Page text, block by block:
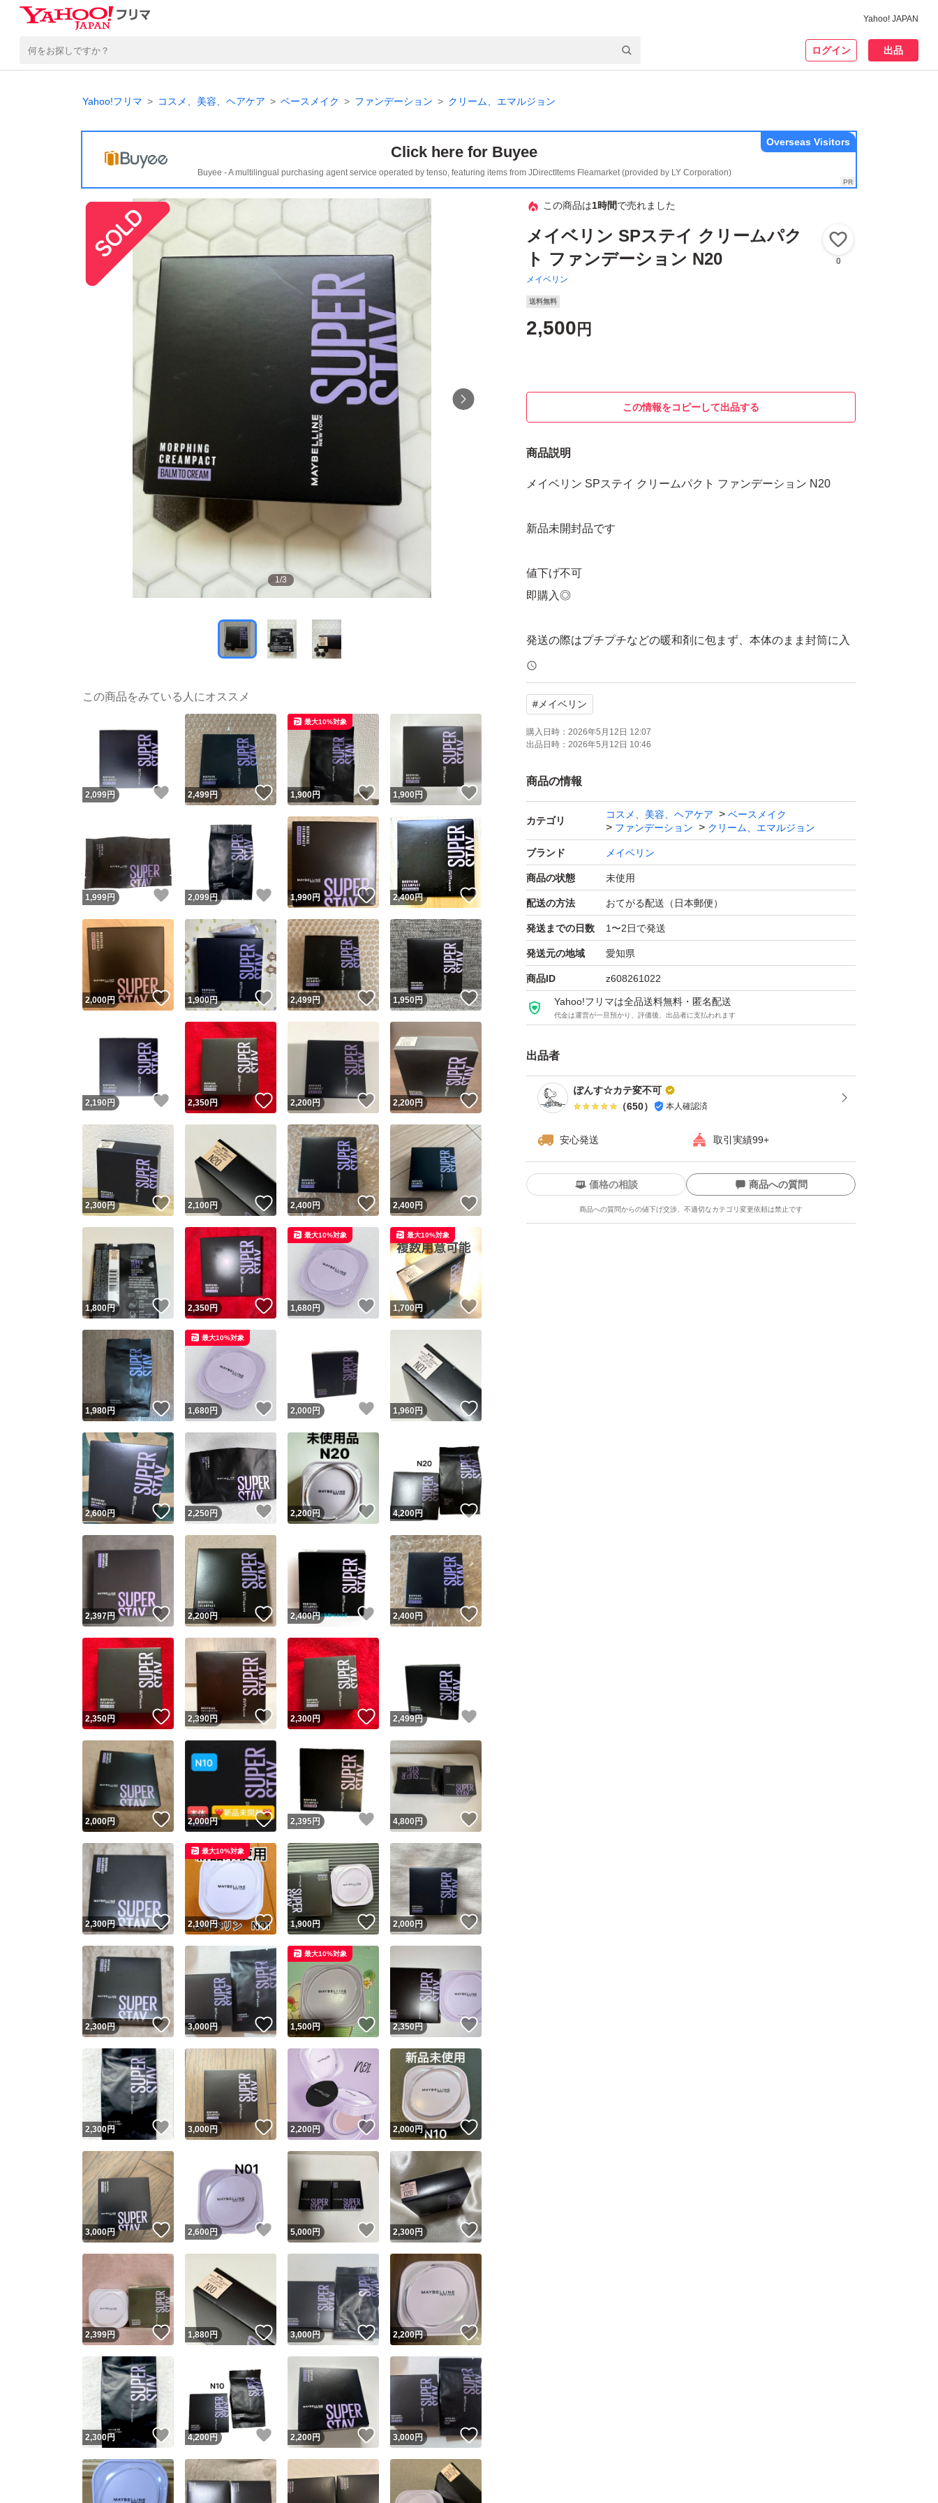
Yahoo! JAPAN
ログイン 出品
Yahoo!フリマ コスメ、美容、ヘアケア ベースメイク ファンデーション クリーム、エマルジョン
Click here for Buyee
Buyee - A multilingual purchasing agent service operated by tenso, featuring items from JDirectItems Fleamarket (provided by LY Corporation)
Overseas Visitors
1/3
この商品は1時間で売れました
メイベリン SPステイ クリームパク
ト ファンデーション N20
メイベリン
0
送料無料
2,500 円
この情報をコピーして出品する
商品説明
メイベリン SPステイ クリームパクト ファンデーション N20
新品未開封品です
値下げ不可
即購入◎
発送の際はプチプチなどの暖和剤に包まず、本体のまま封筒に入
れて発送します。ご理解のある方のみご購入よろしくお願いいた
します。
# メイベリン
購入日時： 2026年5月12日 12:07
出品日時： 2026年5月12日 10:46
商品の情報
カテゴリ
コスメ、美容、ヘアケア
ベースメイク
ファンデーション
クリーム、エマルジョン
ブランド メイベリン
商品の状態 未使用
配送の方法 おてがる配送（日本郵便）
発送までの日数 1〜2日で発送
発送元の地域 愛知県
商品ID z608261022
Yahoo!フリマは全品送料無料・匿名配送
代金は運営が一旦預かり、評価後、出品者に支払われます
出品者
ぽんす☆カテ変不可
（650） 本人確認済
安心発送 取引実績99+
ユーザーの実績について
Yahoo!フリマが定めた一定の基準を満たしたユーザーにバッジを付与しています
安心取引出品者
安心取引出品者 Yahoo!フリマの基準をクリアした安心・安全なユーザーです
取引実績
取引実績◯+ このユーザーはYahoo!フリマの取引を完了させた実績があります
他フリマ実績◯+ このユーザーは他フリマサービスでの取引実績があります
スピード&安心発送
※このバッジは実績に基づく表示であり、発送を保証しているものではありません
スピード＆安心発送
このユーザーは高頻度で24時間以内＆設定した発送日数内に発送してい
ます
このユーザーは高頻度で24時間以内に発送しています
このユーザーは設定した発送日数内に発送しています
価格の相談 商品への質問
商品への質問からの値下げ交渉、不適切なカテゴリ変更依頼は禁止です
この商品の情報をコピーします
商品画像の 無断転載は禁止されています
1商品につき1回です
出品ページへ
この商品をみている人にオススメ
2,099円 いいね！
2,499円 いいね！
1,900円 いいね！
最大10%対象
1,900円
1,999円 いいね！
2,099円 いいね！
1,990円 いいね！
2,400円
2,000円 いいね！
1,900円 いいね！
2,499円 いいね！
1,950円 いいね！
2,190 円 いいね！
2,350円 いいね！
2,200円 いいね！
2,200円 いいね！
2,300円 いいね！
2,100円 いいね！
2,400円 いいね！
2,400円
1,800円 いいね！
2,350円 いいね！
1,680円 いいね！
最大10%対象
1,700円
最大10%対象
1,980円 いいね！
1,680円 いいね！
最大10%対象
2,000 円 いいね！
1,960円
2,600円 いいね！
2,250円 いいね！
2,200円 いいね！
4,200円 いいね！
2,397円 いいね！
2,200円 いいね！
2,400円 いいね！
2,400円 いいね！
2,350円 いいね！
2,390円 いいね！
2,300円 いいね！
2,499円
2,000円 いいね！
2,000円 いいね！
2,395円 いいね！
4,800円
2,300円 いいね！
2,100円 いいね！
最大10%対象
1,900円 いいね！
2,000円 いいね！
2,300円 いいね！
3,000円 いいね！
1,500円 いいね！
最大10%対象
2,350 円 いいね！
2,300円 いいね！
3,000円 いいね！
2,200円 いいね！
2,000円
3,000円 いいね！
2,600円 いいね！
5,000円 いいね！
2,300円
2,399円 いいね！
1,880円 いいね！
3,000円 いいね！
2,200円 いいね！
2,300円 いいね！
4,200 円 いいね！
2,200円 いいね！
3,000円 いいね！